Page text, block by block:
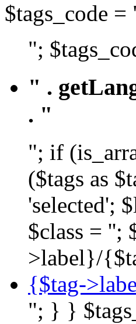
$tags_code =
";
" .
. "
"; if
($tags as
'selected';
$class =
>label}/
{$tag-
"; } }